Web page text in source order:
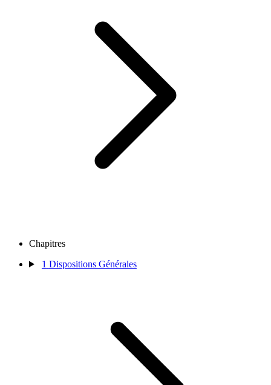
Chapitres
1 Dispositions Générales